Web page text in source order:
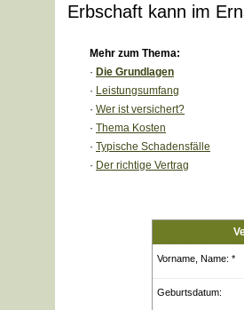
Erbschaft kann im
Mehr zum Thema:
· Die Grundlagen
· Leistungsumfang
· Wer ist versichert?
· Thema Kosten
· Typische Schadensfälle
· Der richtige Vertrag
Vorname, Name: *
Geburts­datum: